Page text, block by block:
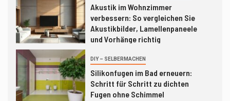
Akustik im Wohnzimmer
verbessern: So vergleichen Sie
Akustikbilder, Lamellenpaneele
und Vorhänge richtig
3 DIY – SELBERMACHEN
Silikonfugen im Bad erneuern:
Schritt für Schritt zu dichten
Fugen ohne Schimmel